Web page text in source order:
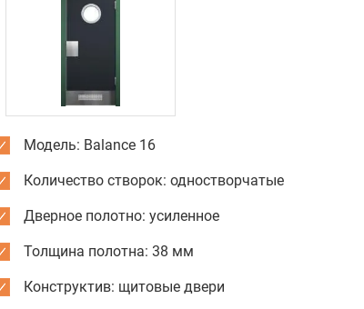
Модель: Balance 16
Количество створок: одностворчатые
Дверное полотно: усиленное
Толщина полотна: 38 мм
Конструктив: щитовые двери